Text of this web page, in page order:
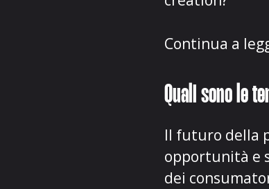
Continua a
Quali sono le
Il futuro della
opportunità e
dei